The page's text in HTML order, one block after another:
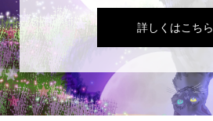
詳しくはこちら